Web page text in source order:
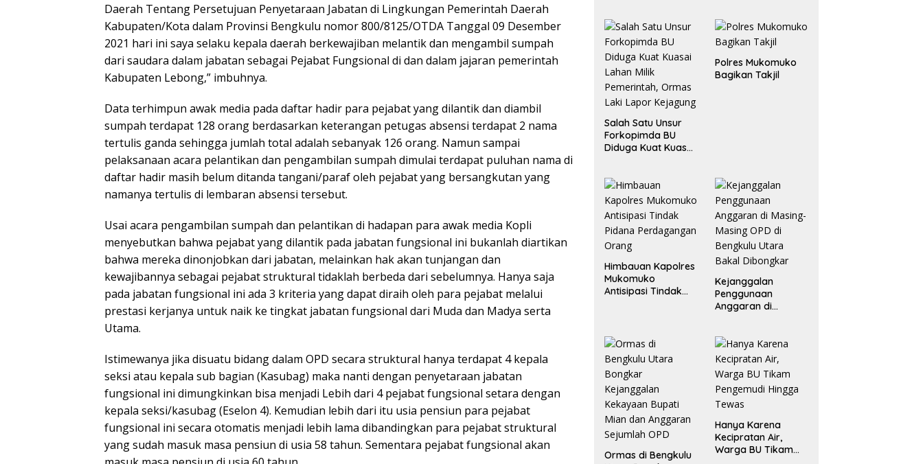
Daerah Tentang Persetujuan Penyetaraan Jabatan di Lingkungan Pemerintah Daerah
Kabupaten/Kota dalam Provinsi Bengkulu nomor 800/8125/OTDA Tanggal 09 Desember
2021 hari ini saya selaku kepala daerah berkewajiban melantik dan mengambil sumpah
dari saudara dalam jabatan sebagai Pejabat Fungsional di dan dalam jajaran pemerintah
Kabupaten Lebong,” imbuhnya.
Data terhimpun awak media pada daftar hadir para pejabat yang dilantik dan diambil
sumpah terdapat 128 orang berdasarkan keterangan petugas absensi terdapat 2 nama
tertulis ganda sehingga jumlah total adalah sebanyak 126 orang. Namun sampai
pelaksanaan acara pelantikan dan pengambilan sumpah dimulai terdapat puluhan nama di
daftar hadir masih belum ditanda tangani/paraf oleh pejabat yang bersangkutan yang
namanya tertulis di lembaran absensi tersebut.
Usai acara pengambilan sumpah dan pelantikan di hadapan para awak media Kopli
menyebutkan bahwa pejabat yang dilantik pada jabatan fungsional ini bukanlah diartikan
bahwa mereka dinonjobkan dari jabatan, melainkan hak akan tunjangan dan
kewajibannya sebagai pejabat struktural tidaklah berbeda dari sebelumnya. Hanya saja
pada jabatan fungsional ini ada 3 kriteria yang dapat diraih oleh para pejabat melalui
prestasi kerjanya untuk naik ke tingkat jabatan fungsional dari Muda dan Madya serta
Utama.
Istimewanya jika disuatu bidang dalam OPD secara struktural hanya terdapat 4 kepala
seksi atau kepala sub bagian (Kasubag) maka nanti dengan penyetaraan jabatan
fungsional ini dimungkinkan bisa menjadi Lebih dari 4 pejabat fungsional setara dengan
kepala seksi/kasubag (Eselon 4). Kemudian lebih dari itu usia pensiun para pejabat
fungsional ini secara otomatis menjadi lebih lama dibandingkan para pejabat struktural
yang sudah masuk masa pensiun di usia 58 tahun. Sementara pejabat fungsional akan
Salah Satu Unsur
Forkopimda BU
Diduga Kuat Kuasai
Laki Lapor
Kejagung
Polres Mukomuko
Bagikan Takjil
Himbauan Kapolres
Mukomuko
Antisipasi Tindak
Kejanggalan
Penggunaan
Anggaran di
Bakal Dibongkar
Ormas di Bengkulu
Hanya Karena
Kecipratan Air,
Warga BU Tikam